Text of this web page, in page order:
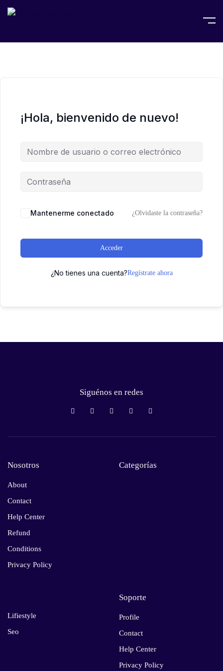
¡Hola, bienvenido de nuevo!
Mantenerme conectado ¿Olvidaste la contraseña?
Acceder
¿No tienes una cuenta?Regístrate ahora
Siguénos en redes
Nosotros
About
Contact
Help Center
Refund
Conditions
Privacy Policy
Categorías
Lifiestyle
Seo
Soporte
Profile
Contact
Help Center
Privacy Policy